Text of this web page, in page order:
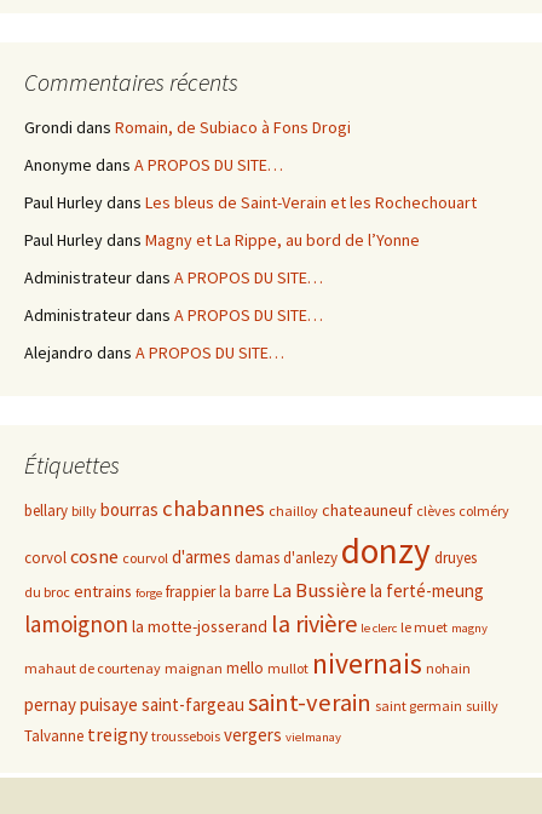
Commentaires récents
Grondi dans Romain, de Subiaco à Fons Drogi
Anonyme dans A PROPOS DU SITE…
Paul Hurleydans Les bleus de Saint-Verain et les Rochechouart
Paul Hurleydans Magny et La Rippe, au bord de l’Yonne
Administrateurdans A PROPOS DU SITE…
Administrateurdans A PROPOS DU SITE…
Alejandro dans A PROPOS DU SITE…
Étiquettes
bellary billy bourras chabannes chailloy chateauneuf clèves colméry
corvolcosne courvol d'armes damas d'anlezy donzydruyes
du broc entrains forge frappierla barre La Bussière la ferté-meung
lamoignon la motte-josserand la rivière le clerc le muet magny
mahaut de courtenay maignan mello mullot nivernais nohain
pernaypuisaye saint-fargeau saint-verain saint germain suilly
Talvanne treigny troussebois vergers vielmanay